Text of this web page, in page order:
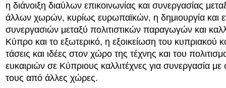
η διάνοιξη διαύλων επικοινωνίας και συνεργασίας
άλλων χωρών, κυρίως ευρωπαϊκών, η δημιουργία και
συνεργασιών μεταξύ πολιτιστικών παραγωγών και
Κύπρο και το εξωτερικό, η εξοικείωση του κυπριακού
τάσεις και ιδέες στον χώρο της τέχνης και του
ευκαιριών σε Κύπριους καλλιτέχνες για συνεργασία
τους από άλλες χώρες.